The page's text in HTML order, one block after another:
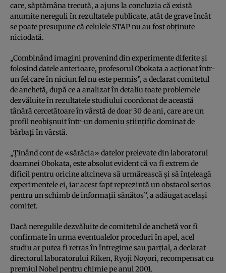
care, săptămâna trecută, a ajuns la concluzia că există
anumite nereguli în rezultatele publicate, atât de grave încât
se poate presupune că celulele STAP nu au fost obţinute
niciodată.
„Combinând imagini provenind din experimente diferite şi
folosind datele anterioare, profesorul Obokata a acţionat într-
un fel care în niciun fel nu este permis”, a declarat comitetul
de anchetă, după ce a analizat în detaliu toate problemele
dezvăluite în rezultatele studiului coordonat de această
tânără cercetătoare în vârstă de doar 30 de ani, care are un
profil neobişnuit într-un domeniu ştiinţific dominat de
bărbaţi în vârstă.
„Ţinând cont de «sărăcia» datelor prelevate din laboratorul
doamnei Obokata, este absolut evident că va fi extrem de
dificil pentru oricine altcineva să urmărească şi să înţeleagă
experimentele ei, iar acest fapt reprezintă un obstacol serios
pentru un schimb de informaţii sănătos”, a adăugat acelaşi
comitet.
Dacă neregulile dezvăluite de comitetul de anchetă vor fi
confirmate în urma eventualelor proceduri în apel, acel
studiu ar putea fi retras în întregime sau parţial, a declarat
directorul laboratorului Riken, Ryoji Noyori, recompensat cu
premiul Nobel pentru chimie pe anul 2001.